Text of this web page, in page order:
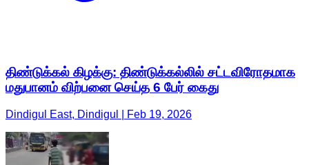
திண்டுக்கல் கிழக்கு: திண்டுக்கல்லில் சட்டவிரோதமாக
மதுபானம் விற்பனை செய்த 6 பேர் கைது
Dindigul East, Dindigul | Feb 19, 2026